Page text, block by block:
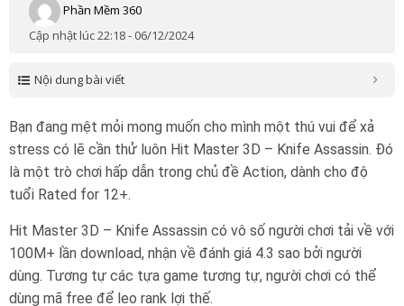
Phần Mềm 360
Cập nhật lúc 22:18 - 06/12/2024
Nội dung bài viết
Bạn đang mệt mỏi mong muốn cho mình một thú vui để xả
stress có lẽ cần thử luôn Hit Master 3D – Knife Assassin. Đó
là một trò chơi hấp dẫn trong chủ đề Action, dành cho độ
tuổi Rated for 12+.
Hit Master 3D – Knife Assassin có vô số người chơi tải về với
100M+ lần download, nhận về đánh giá 4.3 sao bởi người
dùng. Tương tự các tựa game tương tự, người chơi có thể
dùng mã free để leo rank lợi thế.